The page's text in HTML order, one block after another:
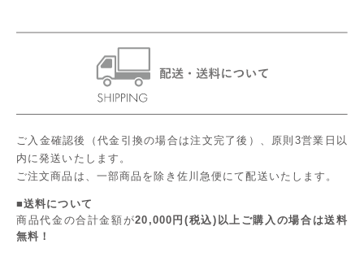
ご入金確認後（代金引換の場合は注文完了後）、原則3営業日以
内に発送いたします。
ご注文商品は、一部商品を除き佐川急便にて配送いたします。
■送料について
商品代金の合計金額が20,000円(税込)以上ご購入の場合は送料
無料！